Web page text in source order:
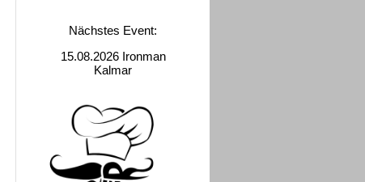
Nächstes Event:
15.08.2026 Ironman
Kalmar